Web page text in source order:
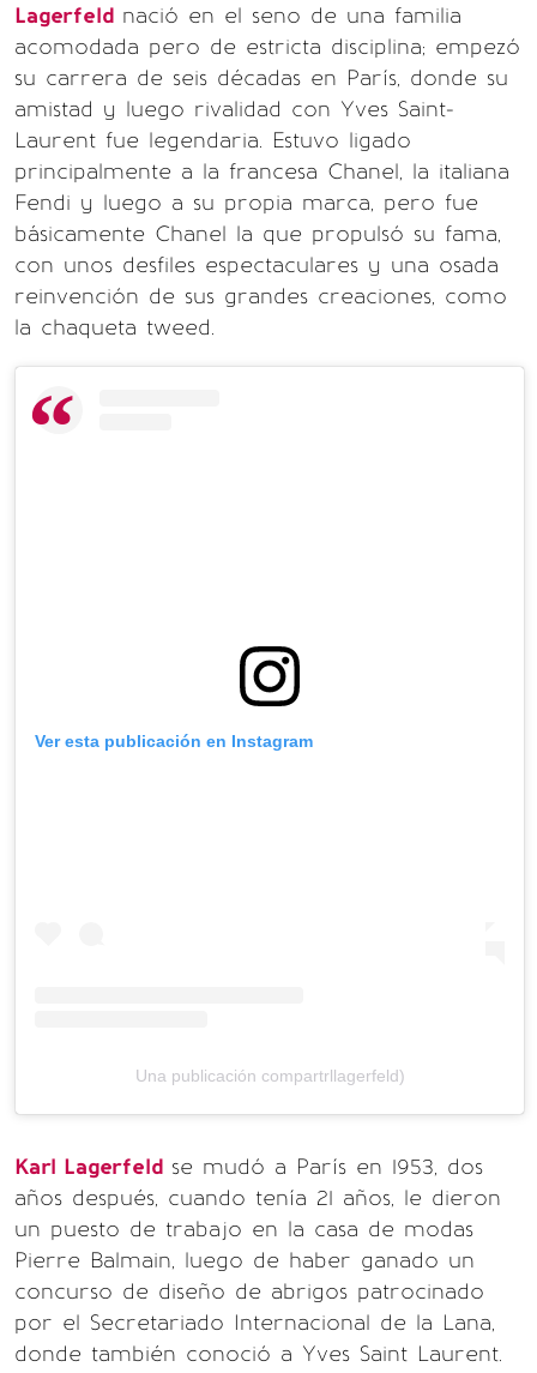
Lagerfeld nació en el seno de una familia
acomodada pero de estricta disciplina; empezó
su carrera de seis décadas en París, donde su
amistad y luego rivalidad con Yves Saint-
Laurent fue legendaria. Estuvo ligado
principalmente a la francesa Chanel, la italiana
Fendi y luego a su propia marca, pero fue
básicamente Chanel la que propulsó su fama,
con unos desfiles espectaculares y una osada
reinvención de sus grandes creaciones, como
la chaqueta tweed.
Ver esta publicación en Instagram
Una publicación compartrllagerfeld)
Karl Lagerfeld se mudó a París en 1953, dos
años después, cuando tenía 21 años, le dieron
un puesto de trabajo en la casa de modas
Pierre Balmain, luego de haber ganado un
concurso de diseño de abrigos patrocinado
por el Secretariado Internacional de la Lana,
donde también conoció a Yves Saint Laurent.